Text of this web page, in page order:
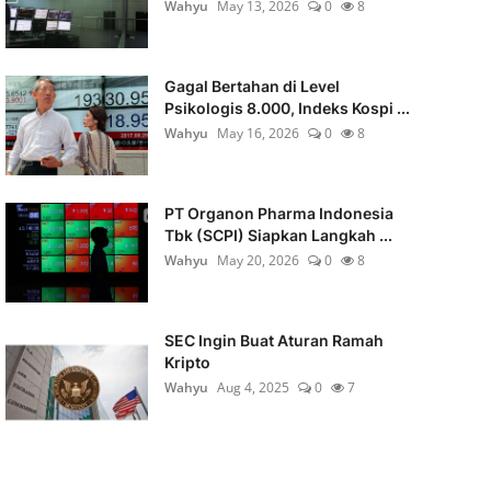
Wahyu May 13, 2026 0 8
Gagal Bertahan di Level
Psikologis 8.000, Indeks Kospi ...
Wahyu May 16, 2026 0 8
PT Organon Pharma Indonesia
Tbk (SCPI) Siapkan Langkah ...
Wahyu May 20, 2026 0 8
SEC Ingin Buat Aturan Ramah
Kripto
Wahyu Aug 4, 2025 0 7